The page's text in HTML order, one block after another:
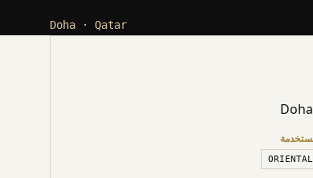
Doha · Qatar